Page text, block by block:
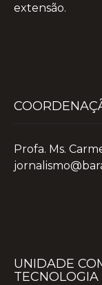
extensão.
Profa. Ms.
UNIDADE
TECNOLOGIA